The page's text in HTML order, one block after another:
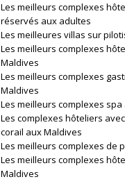
Les meilleurs complexes
réservés aux adultes
Les meilleures villas sur
Les meilleurs complexes
Maldives
Les meilleurs complexes
Maldives
Les meilleurs complexes
Les complexes hôteliers
corail aux Maldives
Les meilleurs complexes de
Les meilleurs complexes
Maldives